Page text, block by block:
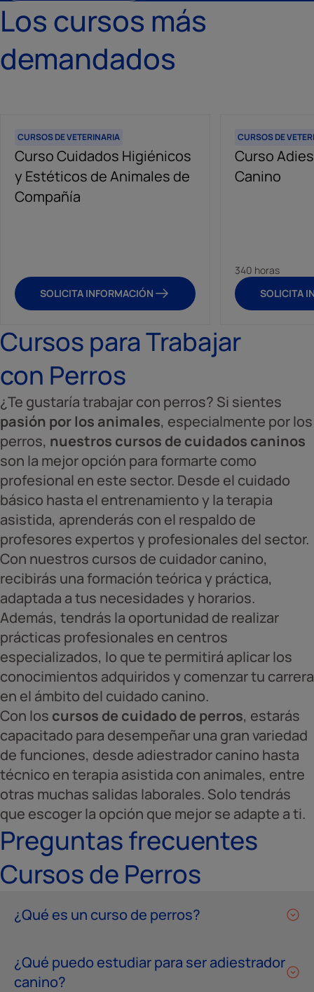
Los cursos más
demandados
CURSOS DE VETERINARIA
Curso Cuidados Higiénicos
y Estéticos de Animales de
Compañía
SOLICITA INFORMACIÓN
CURSOS DE
Curso
Canino
340 horas
SOLICITA
Cursos para Trabajar
con Perros
¿Te gustaría trabajar con perros? Si sientes
pasión por los animales, especialmente por los
perros, nuestros cursos de cuidados caninos
son la mejor opción para formarte como
profesional en este sector. Desde el cuidado
básico hasta el entrenamiento y la terapia
asistida, aprenderás con el respaldo de
profesores expertos y profesionales del sector.
Con nuestros cursos de cuidador canino,
recibirás una formación teórica y práctica,
adaptada a tus necesidades y horarios.
Además, tendrás la oportunidad de realizar
prácticas profesionales en centros
especializados, lo que te permitirá aplicar los
conocimientos adquiridos y comenzar tu carrera
en el ámbito del cuidado canino.
Con los cursos de cuidado de perros, estarás
capacitado para desempeñar una gran variedad
de funciones, desde adiestrador canino hasta
técnico en terapia asistida con animales, entre
otras muchas salidas laborales. Solo tendrás
que escoger la opción que mejor se adapte a ti.
Preguntas frecuentes
Cursos de Perros
¿Qué es un curso de perros?
¿Qué puedo estudiar para ser adiestrador
canino?